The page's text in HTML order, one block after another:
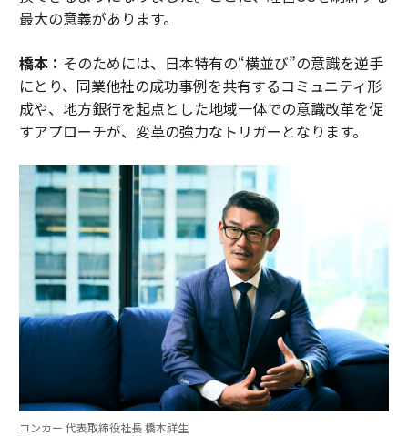
最大の意義があります。
橋本： そのためには、日本特有の“横並び”の意識を逆手
にとり、同業他社の成功事例を共有するコミュニティ形
成や、地方銀行を起点とした地域一体での意識改革を促
すアプローチが、変革の強力なトリガーとなります。
コンカー 代表取締役社長 橋本祥生